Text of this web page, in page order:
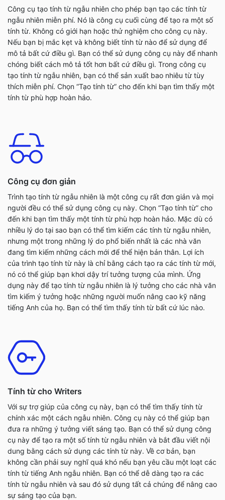
Công cụ tạo tính từ ngẫu nhiên cho phép bạn tạo các tính từ
ngẫu nhiên miễn phí. Nó là công cụ cuối cùng để tạo ra một số
tính từ. Không có giới hạn hoặc thử nghiệm cho công cụ này.
Nếu bạn bị mắc kẹt và không biết tính từ nào để sử dụng để
mô tả bất cứ điều gì. Bạn có thể sử dụng công cụ này để nhanh
chóng biết cách mô tả tốt hơn bất cứ điều gì. Trong công cụ
tạo tính từ ngẫu nhiên, bạn có thể sản xuất bao nhiêu từ tùy
thích miễn phí. Chọn “Tạo tính từ” cho đến khi bạn tìm thấy một
tính từ phù hợp hoàn hảo.
Công cụ đơn giản
Trình tạo tính từ ngẫu nhiên là một công cụ rất đơn giản và mọi
người đều có thể sử dụng công cụ này. Chọn “Tạo tính từ” cho
đến khi bạn tìm thấy một tính từ phù hợp hoàn hảo. Mặc dù có
nhiều lý do tại sao bạn có thể tìm kiếm các tính từ ngẫu nhiên,
nhưng một trong những lý do phổ biến nhất là các nhà văn
đang tìm kiếm những cách mới để thể hiện bản thân. Lợi ích
của trình tạo tính từ này là chỉ bằng cách tạo ra các tính từ mới,
nó có thể giúp bạn khơi dậy trí tưởng tượng của mình. Ứng
dụng này để tạo tính từ ngẫu nhiên là lý tưởng cho các nhà văn
tìm kiếm ý tưởng hoặc những người muốn nâng cao kỹ năng
tiếng Anh của họ. Bạn có thể tìm thấy tính từ bất cứ lúc nào.
Tính từ cho Writers
Với sự trợ giúp của công cụ này, bạn có thể tìm thấy tính từ
chính xác một cách ngẫu nhiên. Công cụ này có thể giúp bạn
đưa ra những ý tưởng viết sáng tạo. Bạn có thể sử dụng công
cụ này để tạo ra một số tính từ ngẫu nhiên và bắt đầu viết nội
dung bằng cách sử dụng các tính từ này. Về cơ bản, bạn
không cần phải suy nghĩ quá khó nếu bạn yêu cầu một loạt các
tính từ tiếng Anh ngẫu nhiên. Bạn có thể dễ dàng tạo ra các
tính từ ngẫu nhiên và sau đó sử dụng tất cả chúng để nâng cao
sự sáng tạo của bạn.